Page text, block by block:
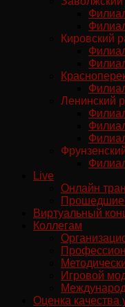
Кировский
Ленинский
Live
Онлайн
Прошедшие
Виртуальный
Коллегам
Игровой
Оценка качества